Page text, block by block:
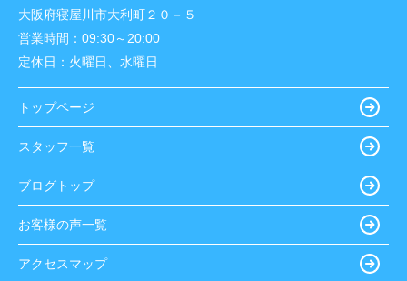
大阪府寝屋川市大利町２０－５
営業時間： 09:30～20:00
定休日： 火曜日、水曜日
トップページ
スタッフ一覧
ブログトップ
お客様の声一覧
アクセスマップ